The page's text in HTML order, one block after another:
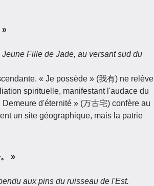
»
Fille de Jade, au versant sud du
« Je possède » (我有) ne relève
spirituelle, manifestant l'audace du
d'éternité » (万古宅) confère au
un site géographique, mais la patrie
»
aux pins du ruisseau de l'Est.